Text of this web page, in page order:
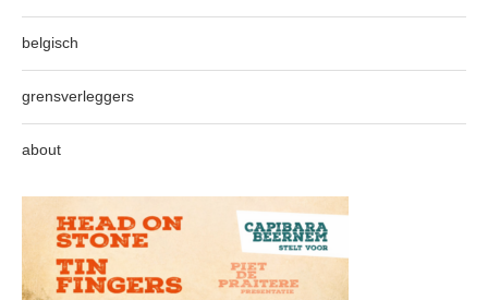
belgisch
grensverleggers
about